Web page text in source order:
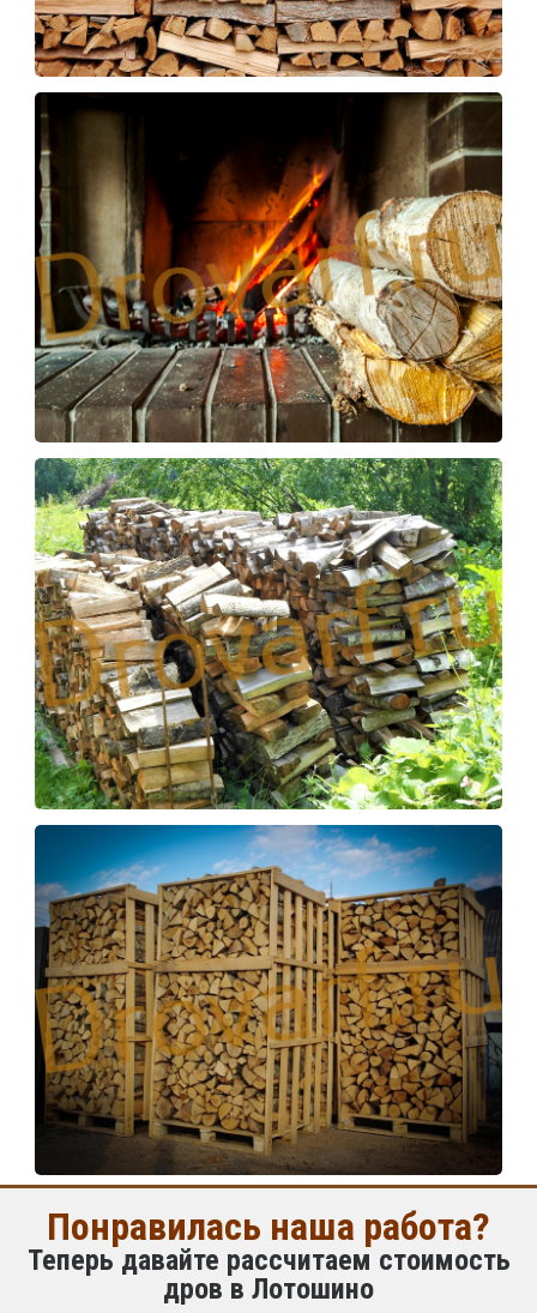
Понравилась наша работа?
Теперь давайте рассчитаем стоимость
дров в Лотошино